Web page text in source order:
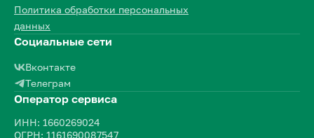
Политика обработки персональных
данных
Социальные сети
Вконтакте
Телеграм
Оператор сервиса
ИНН: 1660269024
ОГРН: 1161690087547